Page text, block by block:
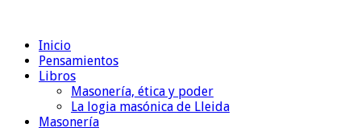
Inicio
Pensamientos
Libros
Masonería, ética y poder
La logia masónica de Lleida
Masonería